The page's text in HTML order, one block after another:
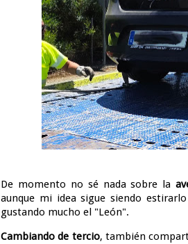
De momento no sé nada sobre la
aunque mi idea sigue siendo
gustando mucho el "León".
Cambiando de tercio, también